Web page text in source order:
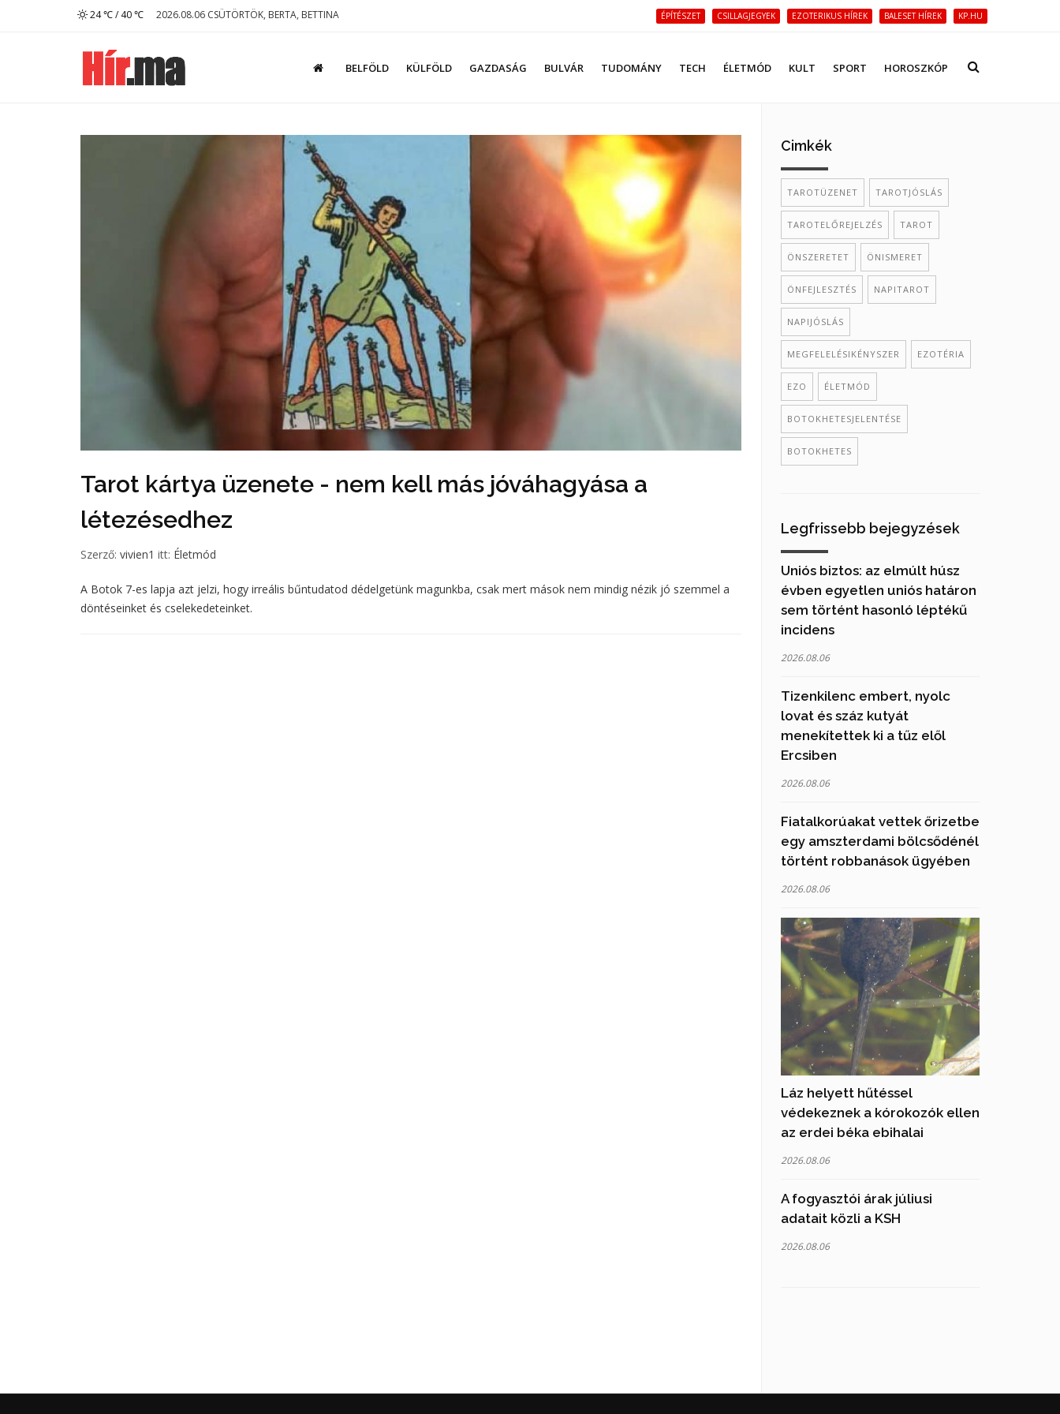
24 ℃ / 40 ℃ 2026.08.06 CSÜTÖRTÖK, BERTA, BETTINA ÉPÍTÉSZET CSILLAGJEGYEK EZOTERIKUS HÍREK BALESET HÍREK KP.HU
BELFÖLD KÜLFÖLD GAZDASÁG BULVÁR TUDOMÁNY TECH ÉLETMÓD KULT SPORT HOROSZKÓP
Tarot kártya üzenete - nem kell más jóváhagyása a
létezésedhez
Szerző: vivien1 itt: Életmód
A Botok 7-es lapja azt jelzi, hogy irreális bűntudatod dédelgetünk magunkba, csak mert mások nem mindig nézik jó szemmel a
döntéseinket és cselekedeteinket.
Cimkék
TAROTÜZENET TAROTJÓSLÁS
TAROTELŐREJELZÉS TAROT
ÖNSZERETET ÖNISMERET
ÖNFEJLESZTÉS NAPITAROT
NAPIJÓSLÁS
MEGFELELÉSIKÉNYSZER EZOTÉRIA
EZO ÉLETMÓD
BOTOKHETESJELENTÉSE
BOTOKHETES
Legfrissebb bejegyzések
Uniós biztos: az elmúlt húsz
évben egyetlen uniós határon
sem történt hasonló léptékű
incidens
2026.08.06
Tizenkilenc embert, nyolc
lovat és száz kutyát
menekítettek ki a tűz elől
Ercsiben
2026.08.06
Fiatalkorúakat vettek őrizetbe
egy amszterdami bölcsődénél
történt robbanások ügyében
2026.08.06
Láz helyett hűtéssel
védekeznek a kórokozók ellen
az erdei béka ebihalai
2026.08.06
A fogyasztói árak júliusi
adatait közli a KSH
2026.08.06